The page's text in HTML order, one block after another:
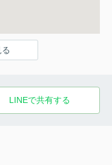
LINEで共有する